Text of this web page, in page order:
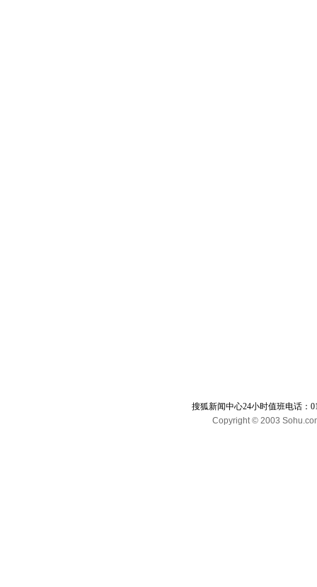
搜狐新闻中心24小时值班电话：
Copyright © 2003